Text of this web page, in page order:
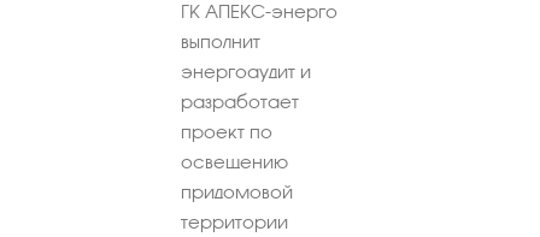
ГК АПЕКС-энерго
выполнит
энергоаудит и
разработает
проект по
освещению
придомовой
территории